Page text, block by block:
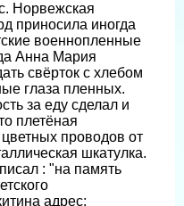
Норвежская
приносила иногда
военнопленные
Анна Мария
свёрток с хлебом
глаза пленных.
за еду сделал и
плетёная
проводов от
шкатулка.
: "на память
адрес: